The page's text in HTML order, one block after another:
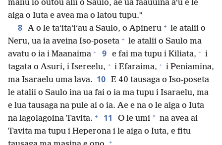
maliu lo outou alii o Saulo, ae ua faauuina aʻu e le
aiga o Iuta e avea ma o latou tupu.”
8 A o le taʻitaʻiʻau a Saulo, o Apineru + le atalii o
Neru, ua ia aveina Iso-poseta + le atalii o Saulo ma
avatu o ia i Maanaima + 9 e fai ma tupu i Kiliata, + i
tagata o Asuri, i Isereelu, + i Efaraima, + i Peniamina,
ma Isaraelu uma lava. 10 E 40 tausaga o Iso-poseta
le atalii o Saulo ina ua fai o ia ma tupu i Isaraelu, ma
e lua tausaga na pule ai o ia. Ae e na o le aiga o Iuta
na lagolagoina Tavita. + 11 O le umi * na avea ai
Tavita ma tupu i Heperona i le aiga o Iuta, e fitu
+